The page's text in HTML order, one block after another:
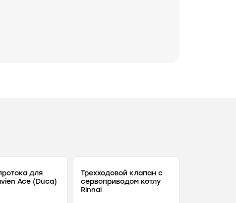
для
Ace (Duca)
Трехходовой клапан с
сервоприводом котлу
Rinnai